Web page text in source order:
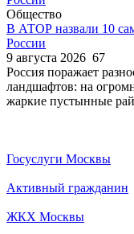
Общество
В АТОР назвали 10
России
9 августа 2026 67
Россия поражает
ландшафтов: на
жаркие пустынные
Госуслуги Москвы
Активный гражданин
ЖКХ Москвы